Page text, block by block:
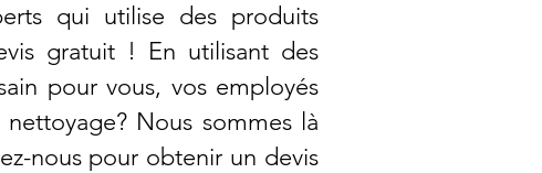
qui utilise des produits
gratuit ! En utilisant des
pour vous, vos employés
Nous sommes là
nous pour obtenir un devis